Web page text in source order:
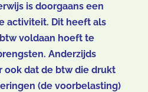
is doorgaans een
activiteit. Dit heeft als
voldaan hoeft te
Anderzijds
dat de btw die drukt
(de voorbelasting)